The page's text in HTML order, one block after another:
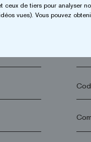
un budget
ceux de tiers pour analyser
vues). Vous pouvez